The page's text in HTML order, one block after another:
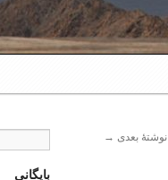
نوشتهٔ بعدی →
بایگانی